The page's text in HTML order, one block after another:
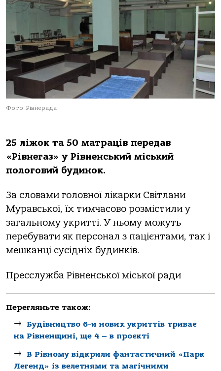
Фото: Рівнерада
25 ліжок та 50 матраців передав
«Рівнегаз» у Рівненський міський
пологовий будинок.
За словами головної лікарки Світлани
Муравської, їх тимчасово розмістили у
загальному укритті. У ньому можуть
перебувати як персонал з пацієнтами, так і
мешканці сусідніх будинків.
Пресслужба Рівненської міської ради
Перегляньте також:
Будівництво 6-и нових укриттів триває
на Рівненщині, ще 4 – в проєкті
В Рівному відкрили фантастичний «Парк
Легенд» із велетнями та магічними